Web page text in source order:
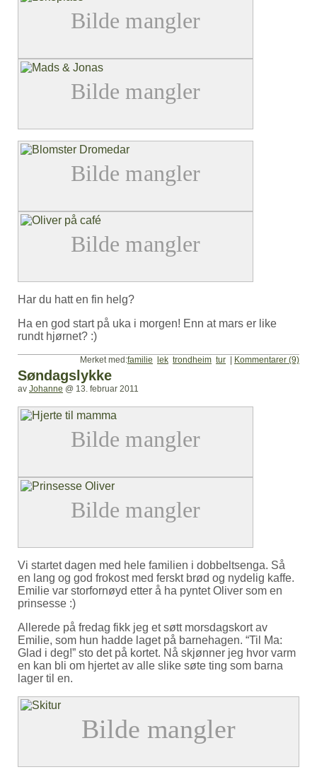
Har du hatt en fin helg?
Ha en god start på uka i morgen! Enn at mars er like
rundt hjørnet? :)
Merket med:familie lek trondheim tur | Kommentarer (9)
Søndagslykke
av Johanne @ 13. februar 2011
Vi startet dagen med hele familien i dobbeltsenga. Så
en lang og god frokost med ferskt brød og nydelig kaffe.
Emilie var storfornøyd etter å ha pyntet Oliver som en
prinsesse :)
Allerede på fredag fikk jeg et søtt morsdagskort av
Emilie, som hun hadde laget på barnehagen. “Til Ma:
Glad i deg!” sto det på kortet. Nå skjønner jeg hvor varm
en kan bli om hjertet av alle slike søte ting som barna
lager til en.